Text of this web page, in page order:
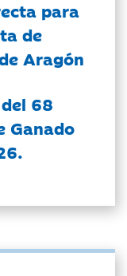
para
de
Aragón
68
Ganado